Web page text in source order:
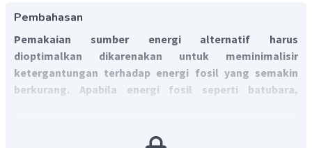
Pembahasan
Pemakaian sumber energi alternatif harus
dioptimalkan dikarenakan untuk meminimalisir
ketergantungan terhadap energi fosil yang semakin
berkurang. Apabila energi fosil seperti batubara,
yang dibutuhkan, menurunnya tingkat produktifitas